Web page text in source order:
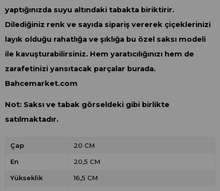
yaptığınızda suyu altındaki tabakta biriktirir.
Dilediğiniz renk ve sayıda sipariş vererek çiçeklerinizi
layık olduğu rahatlığa ve şıklığa bu özel saksı modeli
ile kavuşturabilirsiniz. Hem yaratıcılığınızı hem de
zarafetinizi yansıtacak parçalar burada.
Bahcemarket.com
Not: Saksı ve tabak görseldeki gibi birlikte
satılmaktadır.
Çap 20 CM
En 20,5 CM
Yükseklik 16,5 CM